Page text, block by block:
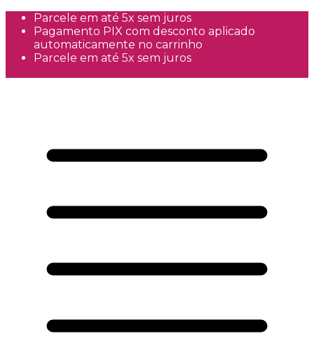
Parcele em até 5x sem juros
Pagamento PIX com desconto aplicado
automaticamente no carrinho
Parcele em até 5x sem juros